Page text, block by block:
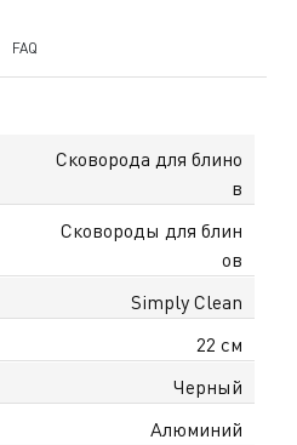
FAQ
Сковорода для блино
в
Сковороды для блин
ов
Simply Clean
22 см
Черный
Алюминий